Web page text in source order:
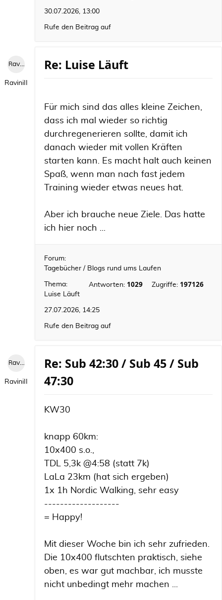
30.07.2026, 13:00
Rufe den Beitrag auf
RaviniII
RaviniII
Re: Luise Läuft
Für mich sind das alles kleine Zeichen,
dass ich mal wieder so richtig
durchregenerieren sollte, damit ich
danach wieder mit vollen Kräften
starten kann. Es macht halt auch keinen
Spaß, wenn man nach fast jedem
Training wieder etwas neues hat.
Aber ich brauche neue Ziele. Das hatte
ich hier noch ...
Forum:
Tagebücher / Blogs rund ums Laufen
Thema:
Luise Läuft
Antworten: 1029 Zugriffe: 197126
27.07.2026, 14:25
Rufe den Beitrag auf
RaviniII
RaviniII
Re: Sub 42:30 / Sub 45 / Sub
47:30
KW30
knapp 60km:
10x400 s.o.,
TDL 5,3k @4:58 (statt 7k)
LaLa 23km (hat sich ergeben)
1x 1h Nordic Walking, sehr easy
-------------------
= Happy!
Mit dieser Woche bin ich sehr zufrieden.
Die 10x400 flutschten praktisch, siehe
oben, es war gut machbar, ich musste
nicht unbedingt mehr machen ...